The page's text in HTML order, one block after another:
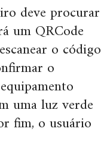
deve procurar
um QRCode
o código
o
uma luz verde
fim, o usuário